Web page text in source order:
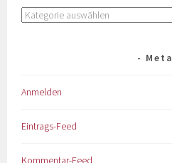
Meta
Anmelden
Eintrags-Feed
Kommentar-Feed